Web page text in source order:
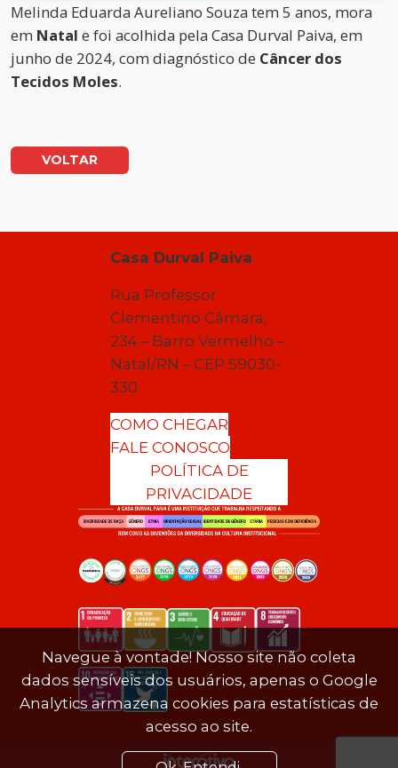
Melinda Eduarda Aureliano Souza tem 5 anos, mora
em Natal e foi acolhida pela Casa Durval Paiva, em
junho de 2024, com diagnóstico de Câncer dos
Tecidos Moles.
VOLTAR
Casa Durval Paiva
Rua Professor
Clementino Câmara,
234 – Barro Vermelho –
Natal/RN – CEP 59030-
330
COMO CHEGAR
FALE CONOSCO
POLÍTICA DE
PRIVACIDADE
Navegue à vontade! Nosso site não coleta
dados sensíveis dos usuários, apenas o Google
Analytics armazena cookies para estatísticas de
acesso ao site.